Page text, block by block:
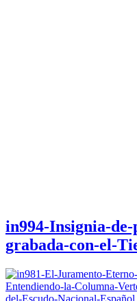
in994-Insignia-
grabada-con-el-